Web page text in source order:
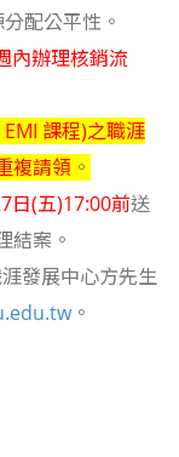
配公平性。
內辦理核銷流
課程)之職涯
複請領 。
日(五)17:00前送
結案。
發展中心方先生
。